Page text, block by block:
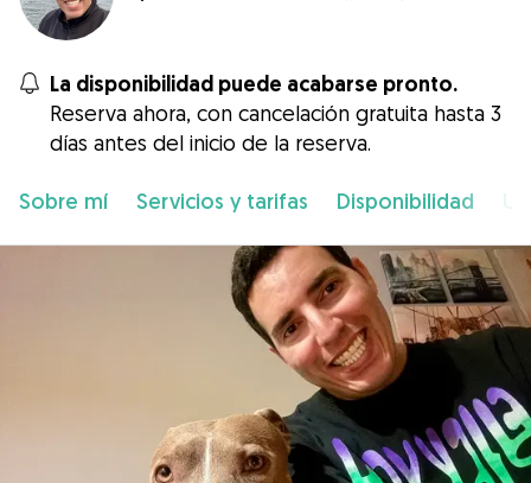
La disponibilidad puede acabarse pronto.
Reserva ahora, con cancelación gratuita hasta 3
días antes del inicio de la reserva.
Sobre mí Servicios y tarifas Disponibilidad